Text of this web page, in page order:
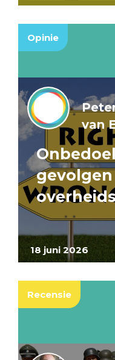
Opinie
18 juni 2026
van
gevolgen
Recensie